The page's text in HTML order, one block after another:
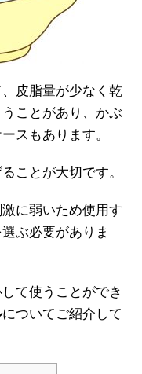
皮脂量が少なく乾
ことがあり、かぶ
スもあります。
ことが大切です。
に弱いため使用す
ぶ必要がありま
て使うことができ
についてご紹介して